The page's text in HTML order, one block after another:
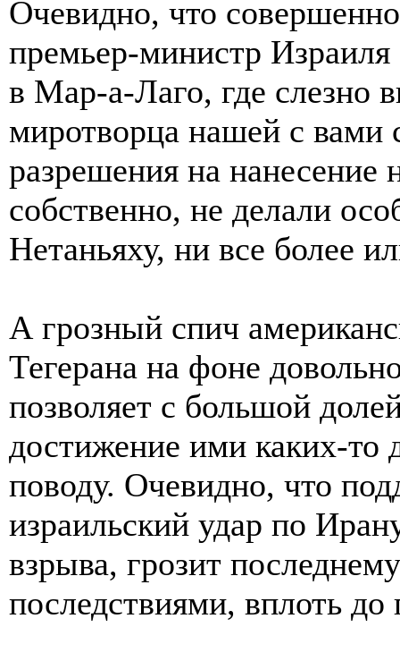
Очевидно, что
премьер-министр
в Мар-а-Лаго, где слезно
миротворца нашей с вами
разрешения на нанесение
собственно, не делали
Нетаньяху, ни все более
А грозный спич
Тегерана на фоне
позволяет с большой
достижение ими каких-то
поводу. Очевидно, что
израильский удар по
взрыва, грозит
последствиями, вплоть до